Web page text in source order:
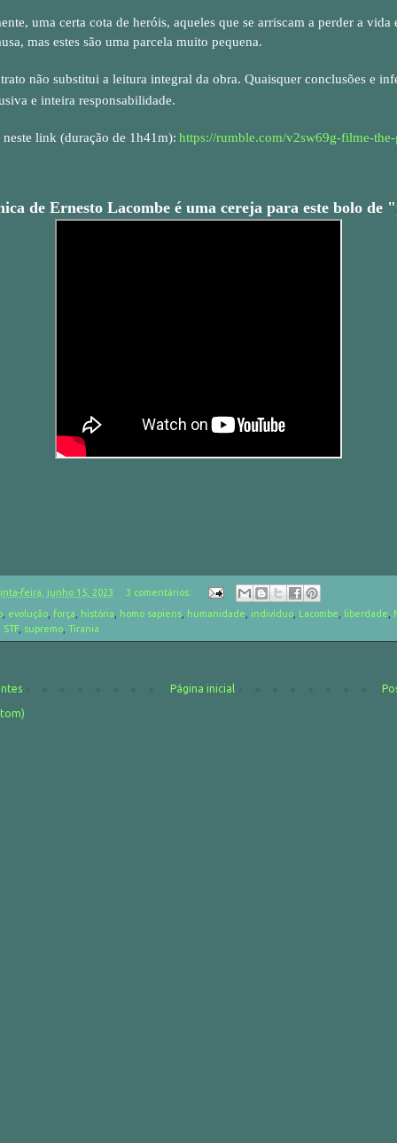
uma certa cota de heróis, aqueles que se arriscam a perder a vida
mas estes são uma parcela muito pequena.
não substitui a leitura integral da obra. Quaisquer conclusões e
e inteira responsabilidade.
link (duração de 1h41m): https://rumble.com/v2sw69g-filme-
de Ernesto Lacombe é uma cereja para este bolo de
feira, junho 15, 2023 3 comentários:
evolução força história homo sapiens humanidade indivíduo Lacombe liberdade
STF, supremo Tirania
Página inicial